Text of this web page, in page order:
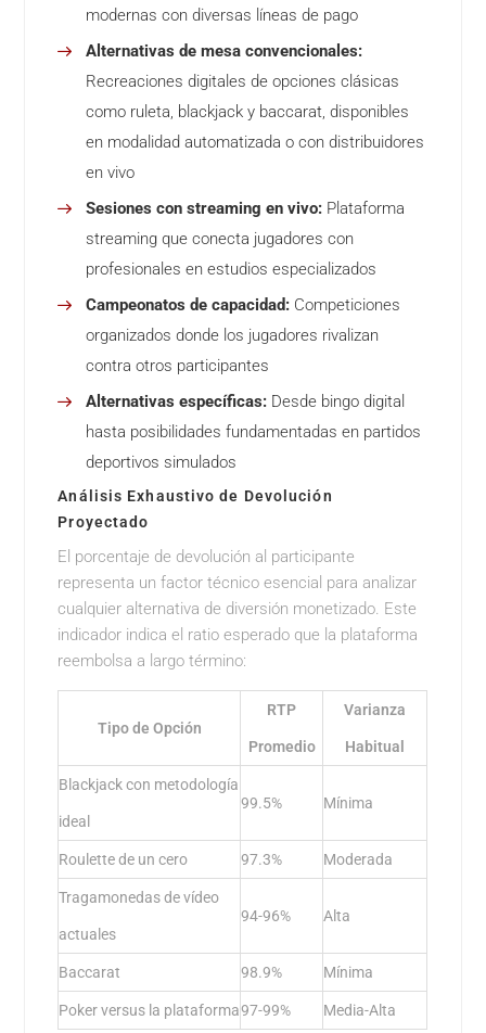
modernas con diversas líneas de pago
Alternativas de mesa convencionales:
Recreaciones digitales de opciones clásicas
como ruleta, blackjack y baccarat, disponibles
en modalidad automatizada o con distribuidores
en vivo
Sesiones con streaming en vivo: Plataforma
streaming que conecta jugadores con
profesionales en estudios especializados
Campeonatos de capacidad: Competiciones
organizados donde los jugadores rivalizan
contra otros participantes
Alternativas específicas: Desde bingo digital
hasta posibilidades fundamentadas en partidos
deportivos simulados
Análisis Exhaustivo de Devolución
Proyectado
El porcentaje de devolución al participante
representa un factor técnico esencial para analizar
cualquier alternativa de diversión monetizado. Este
indicador indica el ratio esperado que la plataforma
reembolsa a largo término:
Tipo de Opción
RTP
Promedio
Varianza
Habitual
Blackjack con metodología
ideal
99.5% Mínima
Roulette de un cero 97.3% Moderada
Tragamonedas de vídeo
actuales
94-96% Alta
Baccarat 98.9% Mínima
Poker versus la plataforma97-99%
Media-Alta